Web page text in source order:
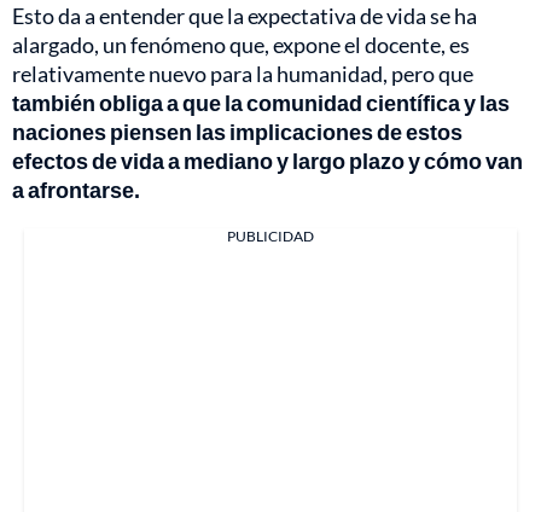
Esto da a entender que la expectativa de vida se ha
alargado, un fenómeno que, expone el docente, es
relativamente nuevo para la humanidad, pero que
también obliga a que la comunidad científica y las
naciones piensen las implicaciones de estos
efectos de vida a mediano y largo plazo y cómo van
a afrontarse.
PUBLICIDAD